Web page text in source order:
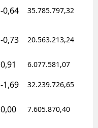
-0,64 35.785.797,32
-0,73 20.563.213,24
0,91 6.077.581,07
-1,69 32.239.726,65
0,00 7.605.870,40